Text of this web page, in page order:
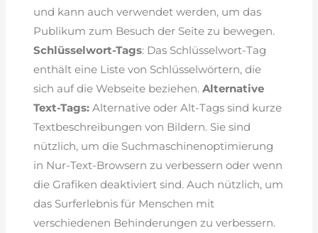
und kann auch verwendet werden, um das
Publikum zum Besuch der Seite zu bewegen.
Schlüsselwort-Tags: Das Schlüsselwort-Tag
enthält eine Liste von Schlüsselwörtern, die
sich auf die Webseite beziehen.Alternative
Text-Tags: Alternative oder Alt-Tags sind kurze
Textbeschreibungen von Bildern. Sie sind
nützlich, um die Suchmaschinenoptimierung
in Nur-Text-Browsern zu verbessern oder wenn
die Grafiken deaktiviert sind. Auch nützlich, um
das Surferlebnis für Menschen mit
verschiedenen Behinderungen zu verbessern.